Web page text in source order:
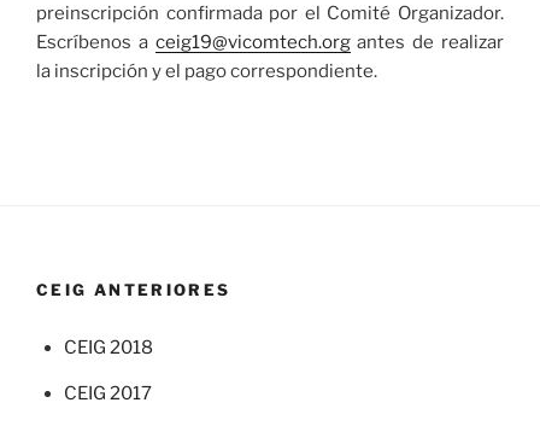
preinscripción confirmada por el Comité Organizador.
Escríbenos a ceig19@vicomtech.organtes de realizar
la inscripción y el pago correspondiente.
CEIG ANTERIORES
CEIG 2018
CEIG 2017